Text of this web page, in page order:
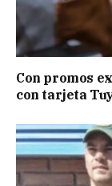
Con promos
con tarjeta